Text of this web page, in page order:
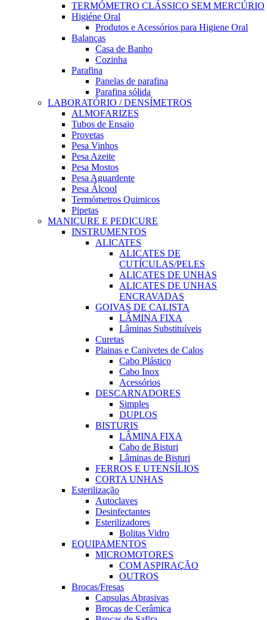
TERMÓMETRO CLÁSSICO SEM MERCÚRIO
Higiéne Oral
Produtos e Acessórios para Higiene Oral
Balanças
Casa de Banho
Cozinha
Parafina
Panelas de parafina
Parafina sólida
LABORATÓRIO / DENSÍMETROS
ALMOFARIZES
Tubos de Ensaio
Provetas
Pesa Vinhos
Pesa Azeite
Pesa Mostos
Pesa Aguardente
Pesa Álcool
Termómetros Quimicos
Pipetas
MANICURE E PEDICURE
INSTRUMENTOS
ALICATES
ALICATES DE
CUTÍCULAS/PELES
ALICATES DE UNHAS
ALICATES DE UNHAS
ENCRAVADAS
GOIVAS DE CALISTA
LÂMINA FIXA
Lâminas Substituíveis
Curetas
Plainas e Canivetes de Calos
Cabo Plástico
Cabo Inox
Acessórios
DESCARNADORES
Simples
DUPLOS
BISTURIS
LÂMINA FIXA
Cabo de Bisturi
Lâminas de Bisturi
FERROS E UTENSÍLIOS
CORTA UNHAS
Esterilização
Autoclaves
Desinfectantes
Esterilizadores
Bolitas Vidro
EQUIPAMENTOS
MICROMOTORES
COM ASPIRAÇÃO
OUTROS
Brocas/Fresas
Capsulas Abrasivas
Brocas de Cerâmica